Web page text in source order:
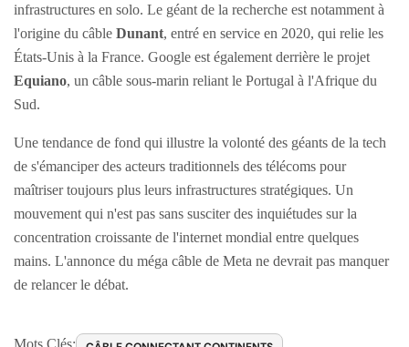
infrastructures en solo. Le géant de la recherche est notamment à
l'origine du câble Dunant, entré en service en 2020, qui relie les
États-Unis à la France. Google est également derrière le projet
Equiano, un câble sous-marin reliant le Portugal à l'Afrique du
Sud.
Une tendance de fond qui illustre la volonté des géants de la tech
de s'émanciper des acteurs traditionnels des télécoms pour
maîtriser toujours plus leurs infrastructures stratégiques. Un
mouvement qui n'est pas sans susciter des inquiétudes sur la
concentration croissante de l'internet mondial entre quelques
mains. L'annonce du méga câble de Meta ne devrait pas manquer
de relancer le débat.
Mots Clés: